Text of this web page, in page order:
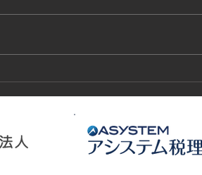
ピン、ベトナム